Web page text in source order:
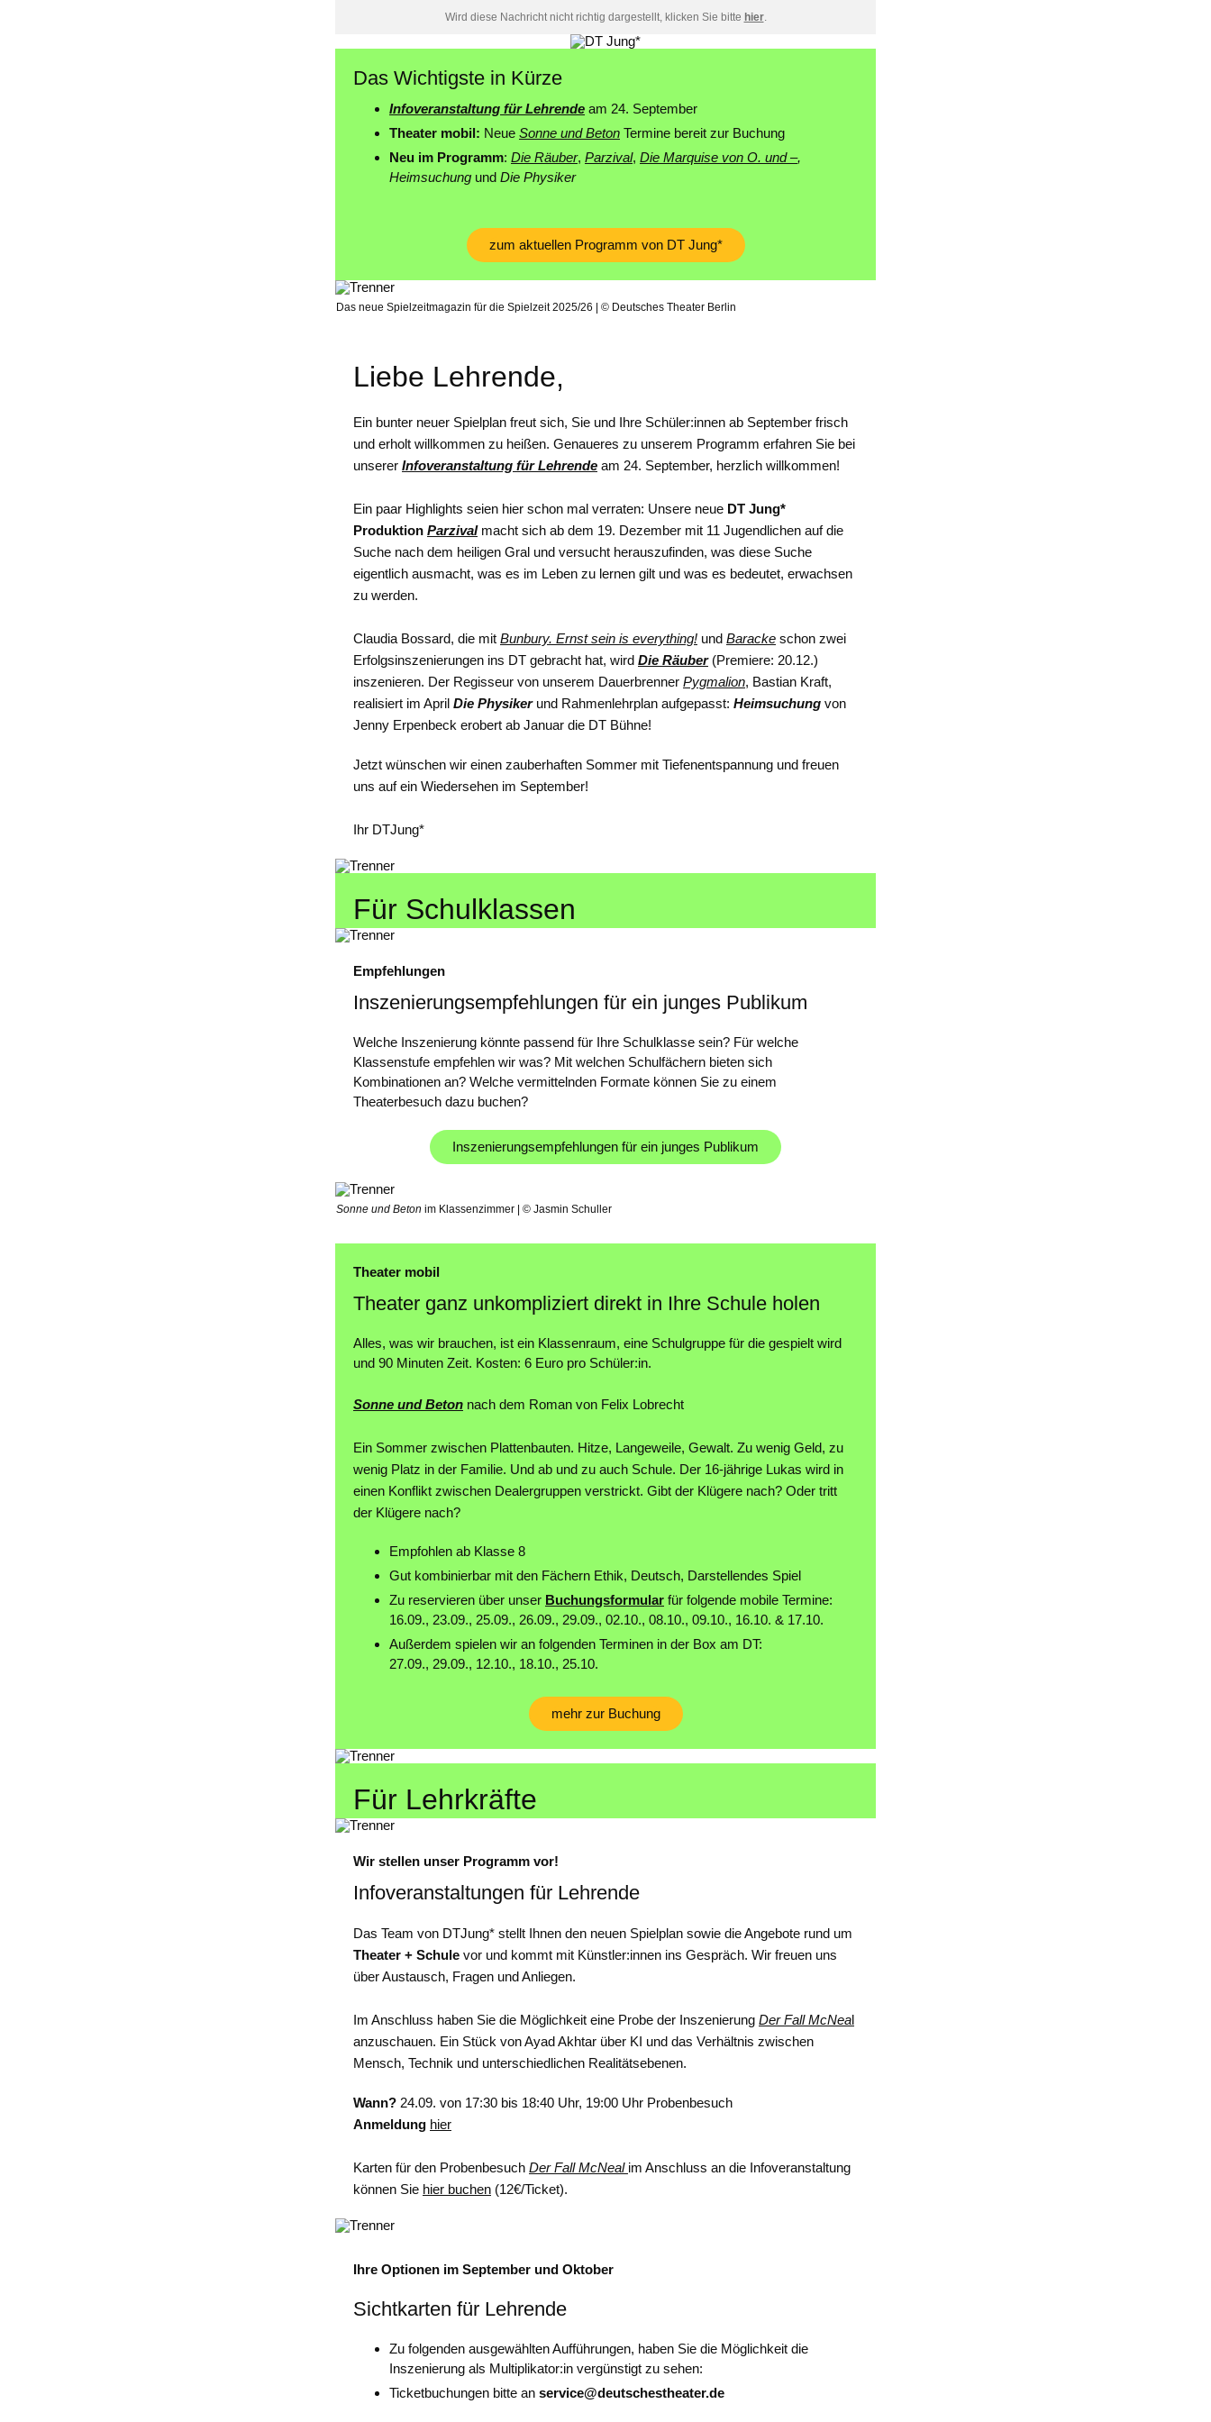
Wird diese Nachricht nicht richtig dargestellt, klicken Sie bitte hier.
Das Wichtigste in Kürze
Infoveranstaltung für Lehrende am 24. September
Theater mobil: Neue Sonne und Beton Termine bereit zur Buchung
Neu im Programm: Die Räuber, Parzival, Die Marquise von O. und –,
Heimsuchung und Die Physiker
zum aktuellen Programm von DT Jung*
Das neue Spielzeitmagazin für die Spielzeit 2025/26 | © Deutsches Theater Berlin
Liebe Lehrende,
Ein bunter neuer Spielplan freut sich, Sie und Ihre Schüler:innen ab September frisch
und erholt willkommen zu heißen. Genaueres zu unserem Programm erfahren Sie bei
unserer Infoveranstaltung für Lehrende am 24. September, herzlich willkommen!
Ein paar Highlights seien hier schon mal verraten: Unsere neue DT Jung*
Produktion Parzival macht sich ab dem 19. Dezember mit 11 Jugendlichen auf die
Suche nach dem heiligen Gral und versucht herauszufinden, was diese Suche
eigentlich ausmacht, was es im Leben zu lernen gilt und was es bedeutet, erwachsen
zu werden.
Claudia Bossard, die mit Bunbury. Ernst sein is everything! und Baracke schon zwei
Erfolgsinszenierungen ins DT gebracht hat, wird Die Räuber (Premiere: 20.12.)
inszenieren. Der Regisseur von unserem Dauerbrenner Pygmalion, Bastian Kraft,
realisiert im April Die Physikerund Rahmenlehrplan aufgepasst: Heimsuchung von
Jenny Erpenbeck erobert ab Januar die DT Bühne!
Jetzt wünschen wir einen zauberhaften Sommer mit Tiefenentspannung und freuen
uns auf ein Wiedersehen im September!
Ihr DTJung*
Für Schulklassen
Empfehlungen
Inszenierungsempfehlungen für ein junges Publikum
Welche Inszenierung könnte passend für Ihre Schulklasse sein? Für welche
Klassenstufe empfehlen wir was? Mit welchen Schulfächern bieten sich
Kombinationen an? Welche vermittelnden Formate können Sie zu einem
Theaterbesuch dazu buchen?
Inszenierungsempfehlungen für ein junges Publikum
Sonne und Beton im Klassenzimmer | © Jasmin Schuller
Theater mobil
Theater ganz unkompliziert direkt in Ihre Schule holen
Alles, was wir brauchen, ist ein Klassenraum, eine Schulgruppe für die gespielt wird
und 90 Minuten Zeit. Kosten: 6 Euro pro Schüler:in.
Sonne und Beton nach dem Roman von Felix Lobrecht
Ein Sommer zwischen Plattenbauten. Hitze, Langeweile, Gewalt. Zu wenig Geld, zu
wenig Platz in der Familie. Und ab und zu auch Schule. Der 16-jährige Lukas wird in
einen Konflikt zwischen Dealergruppen verstrickt. Gibt der Klügere nach? Oder tritt
der Klügere nach?
Empfohlen ab Klasse 8
Gut kombinierbar mit den Fächern Ethik, Deutsch, Darstellendes Spiel
Zu reservieren über unser Buchungsformular für folgende mobile Termine:
16.09., 23.09., 25.09., 26.09., 29.09., 02.10., 08.10., 09.10., 16.10. & 17.10.
Außerdem spielen wir an folgenden Terminen in der Box am DT:
27.09., 29.09., 12.10., 18.10., 25.10.
mehr zur Buchung
Für Lehrkräfte
Wir stellen unser Programm vor!
Infoveranstaltungen für Lehrende
Das Team von DTJung* stellt Ihnen den neuen Spielplan sowie die Angebote rund um
Theater + Schule vor und kommt mit Künstler:innen ins Gespräch. Wir freuen uns
über Austausch, Fragen und Anliegen.
Im Anschluss haben Sie die Möglichkeit eine Probe der Inszenierung Der Fall McNeal
anzuschauen. Ein Stück von Ayad Akhtar über KI und das Verhältnis zwischen
Mensch, Technik und unterschiedlichen Realitätsebenen.
Wann? 24.09. von 17:30 bis 18:40 Uhr, 19:00 Uhr Probenbesuch
Anmeldung hier
Karten für den Probenbesuch Der Fall McNeal im Anschluss an die Infoveranstaltung
können Sie hier buchen (12€/Ticket).
Ihre Optionen im September und Oktober
Sichtkarten für Lehrende
Zu folgenden ausgewählten Aufführungen, haben Sie die Möglichkeit die
Inszenierung als Multiplikator:in vergünstigt zu sehen:
Ticketbuchungen bitte an service@deutschestheater.de